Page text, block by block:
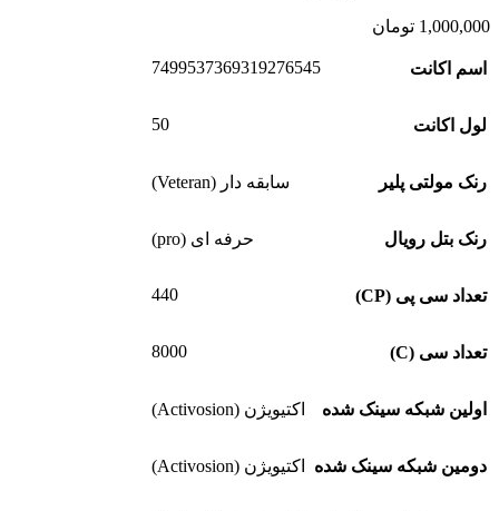
1,000,000 تومان
اسم اکانت 7499537369319276545
لول اکانت 50
رنک مولتی پلیر سابقه دار (Veteran)
رنک بتل رویال حرفه ای (pro)
تعداد سی پی (CP) 440
تعداد سی (C) 8000
اولین شبکه سینک شده اکتیویژن (Activosion)
دومین شبکه سینک شده اکتیویژن (Activosion)